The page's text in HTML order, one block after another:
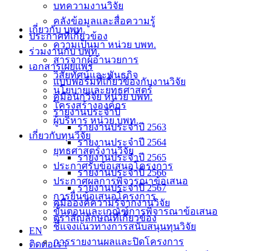
เกี่ยวกับ บพท.
ความเป็นมา หน่วย บพท.
สารจากผู้อำนวยการ
วิสัยทัศน์และพันธกิจ
นโยบายและยุทธศาสตร์
โครงสร้างองค์กร
ผู้บริหาร หน่วย บพท.
เกี่ยวกับทุนวิจัย
ยุทธศาสตร์งานวิจัย
ประกาศรับข้อเสนอโครงการ
ประกาศผลการพิจารณาข้อเสนอ
การยื่นข้อเสนอโครงการ
ขั้นตอนและเกณฑ์การพิจารณาข้อเสนอ
ชี้แจงแนวทางการสนับสนุนทุนวิจัย
การรายงานผลและปิดโครงการ
บทความงานวิจัย
คลังข้อมูลและสื่อความรู้
ประกาศที่เกี่ยวข้อง
ร่วมงานกับ บพท.
เอกสารเผยแพร่
แบบฟอร์มที่เกี่ยวข้องกับงานวิจัย
คู่มือนักวิจัย หน่วย บพท.
รายงานประจำปี
รายงานประจำปี 2563
รายงานประจำปี 2564
รายงานประจำปี 2565
รายงานประจำปี 2566
รายงานประจำปี 2567
คู่มือองค์ความรู้จากงานวิจัย
ตราสัญลักษณ์ที่เกี่ยวข้อง
EN
ติดต่อเรา